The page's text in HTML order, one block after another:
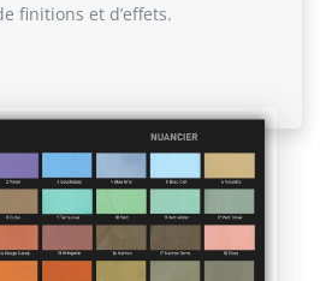
finitions et d’effets.